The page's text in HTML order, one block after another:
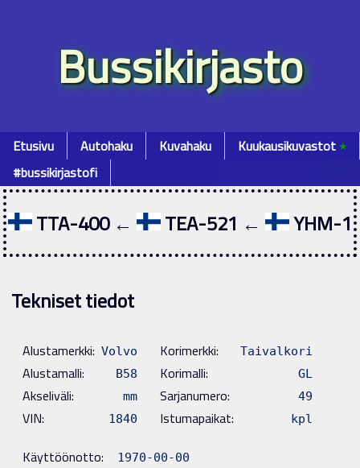
Bussikirjasto
Etusivu Autohaku Kuvahaku Kuukausikuvastot٭
#bussikirjastofi
TTA-400 ← TEA-521 ← YHM-1
Tekniset tiedot
Alustamerkki: Volvo
Alustamalli: B58
Akseliväli: mm
VIN: 1840
Korimerkki: Taivalkori
Korimalli: GL
Sarjanumero: 49
Istumapaikat: kpl
Käyttöönotto: 1970-00-00